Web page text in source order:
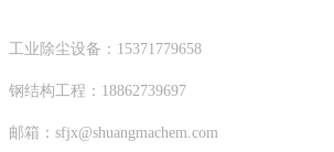
工业除尘设备：15371779658
钢结构工程：18862739697
邮箱：sfjx@shuangmachem.com